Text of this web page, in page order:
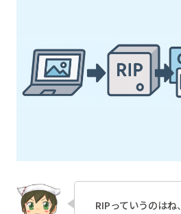
RIPっていうのはね、